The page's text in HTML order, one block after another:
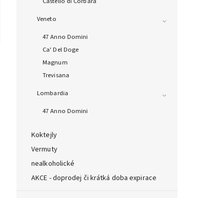
Veneto
47 Anno Domini
Ca' Del Doge
Magnum
Trevisana
Lombardia
47 Anno Domini
Koktejly
Vermuty
nealkoholické
AKCE - doprodej či krátká doba expirace